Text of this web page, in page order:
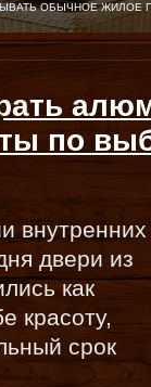
ОБЫЧНОЕ
по
внутренних
двери из
как
красоту,
срок